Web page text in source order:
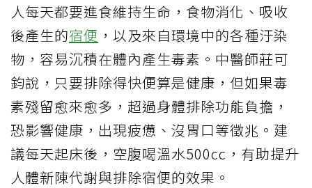
人每天都要進食維持生命，食物消化、吸收
後產生的宿便 ，以及來自環境中的各種汙染
物，容易沉積在體內產生毒素。中醫師莊可
鈞說，只要排除得快便算是健康，但如果毒
素殘留愈來愈多，超過身體排除功能負擔，
恐影響健康，出現疲憊、沒胃口等徵兆。建
議每天起床後，空腹喝溫水500cc，有助提升
人體新陳代謝與排除宿便的效果。